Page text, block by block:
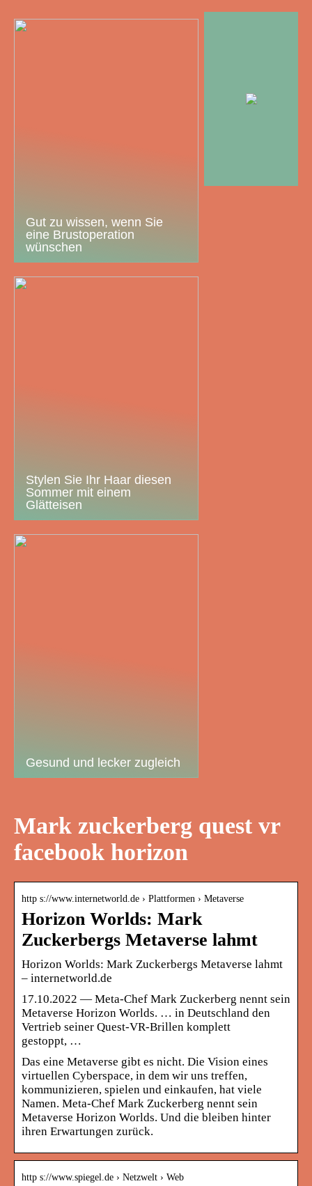
Gut zu wissen, wenn Sie
eine Brustoperation
wünschen
Stylen Sie Ihr Haar diesen
Sommer mit einem
Glätteisen
Gesund und lecker zugleich
Mark zuckerberg quest vr
facebook horizon
http s://www.internetworld.de › Plattformen › Metaverse
Horizon Worlds: Mark
Zuckerbergs Metaverse lahmt
Horizon Worlds: Mark Zuckerbergs Metaverse lahmt
– internetworld.de
17.10.2022 — Meta-Chef Mark Zuckerberg nennt sein
Metaverse Horizon Worlds. … in Deutschland den
Vertrieb seiner Quest-VR-Brillen komplett
gestoppt, …
Das eine Metaverse gibt es nicht. Die Vision eines
virtuellen Cyberspace, in dem wir uns treffen,
kommunizieren, spielen und einkaufen, hat viele
Namen. Meta-Chef Mark Zuckerberg nennt sein
Metaverse Horizon Worlds. Und die bleiben hinter
ihren Erwartungen zurück.
http s://www.spiegel.de › Netzwelt › Web